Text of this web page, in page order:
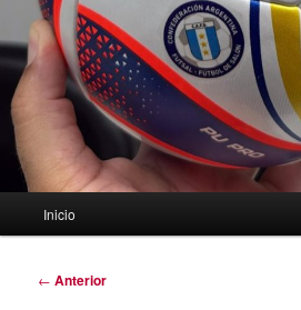
Inicio
Navegación
← Anterior